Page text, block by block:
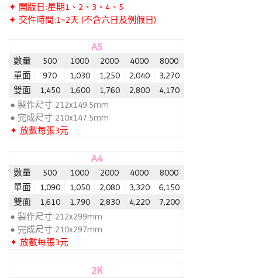
✦ 開版日:星期1、2、3、4、5
✦ 交件時間:1~2天 (不含六日及例假日)
A5
數量 500 1000 2000 4000
8000
單面
970 1,030 1,250 2,040
3,270
雙面
1,450 1,600 1,760 2,800
4,170
● 製作尺寸:212x149.5mm
● 完成尺寸:210x147.5mm
✦ 放數每張3元
A4
數量 500 1000 2000 4000
8000
單面
1,090 1,050 2,080 3,320
6,150
雙面
1,610 1,790 2,830 4,220
7,200
● 製作尺寸:212x299mm
● 完成尺寸:210x297mm
✦ 放數每張3元
2K